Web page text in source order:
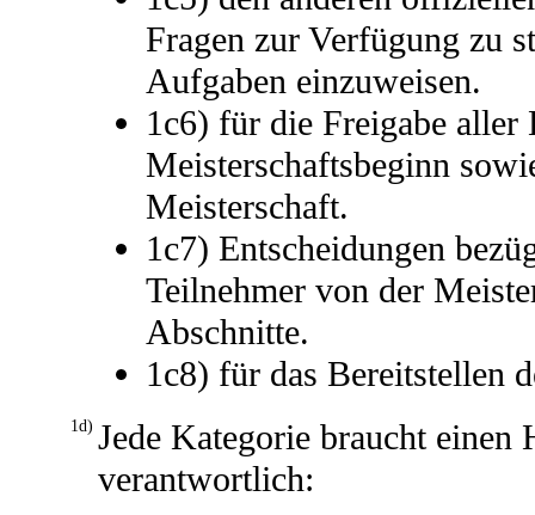
Fragen zur Verfügung zu
Aufgaben einzuweisen.
1c6) für die Freigabe aller
Meisterschaftsbeginn
Meisterschaft.
1c7) Entscheidungen
Teilnehmer von der
Abschnitte.
1c8) für das Bereitstellen
1d) Jede Kategorie braucht einen
verantwortlich: